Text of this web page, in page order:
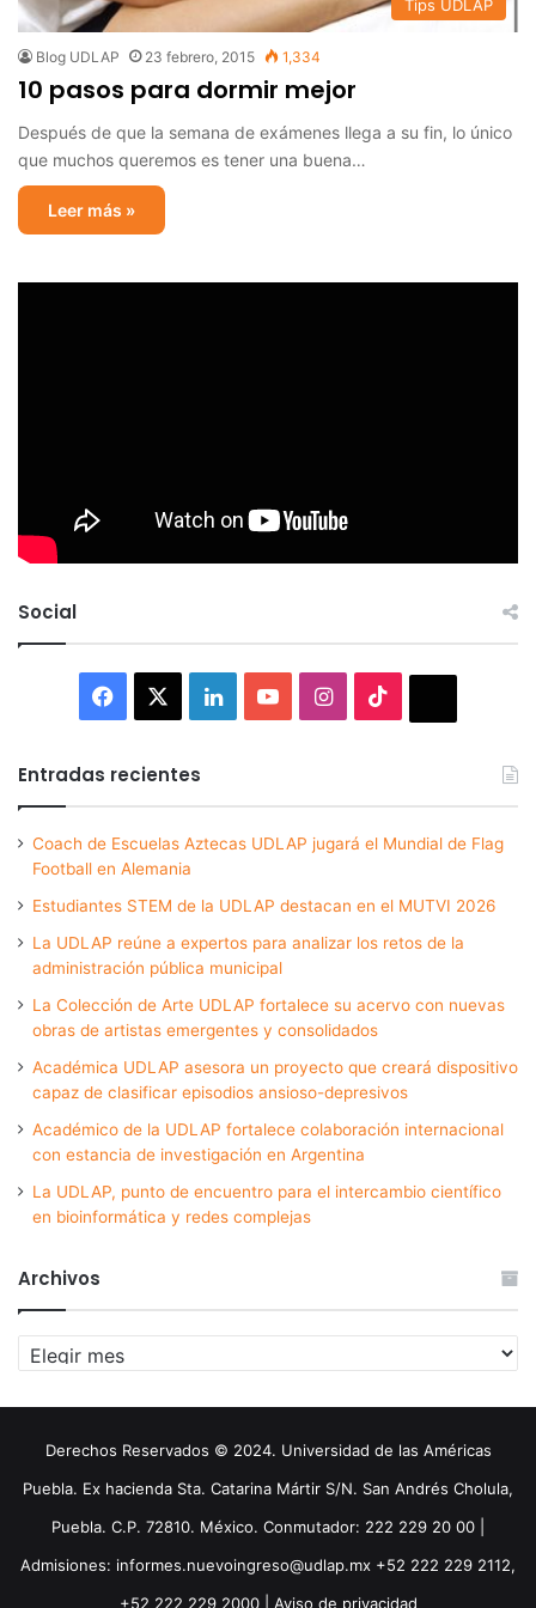
Tips UDLAP
Blog UDLAP 23 febrero, 2015 1,334
10 pasos para dormir mejor
Después de que la semana de exámenes llega a su fin, lo único
que muchos queremos es tener una buena…
Leer más »
Social
Facebook LinkedInYouTubeInstagram
Entradas recientes
Coach de Escuelas Aztecas UDLAP jugará el Mundial de Flag
Football en Alemania
Estudiantes STEM de la UDLAP destacan en el MUTVI 2026
La UDLAP reúne a expertos para analizar los retos de la
administración pública municipal
La Colección de Arte UDLAP fortalece su acervo con nuevas
obras de artistas emergentes y consolidados
Académica UDLAP asesora un proyecto que creará dispositivo
capaz de clasificar episodios ansioso-depresivos
Académico de la UDLAP fortalece colaboración internacional
con estancia de investigación en Argentina
La UDLAP, punto de encuentro para el intercambio científico
en bioinformática y redes complejas
Archivos
Archivos
Derechos Reservados © 2024. Universidad de las Américas
Puebla. Ex hacienda Sta. Catarina Mártir S/N. San Andrés Cholula,
Puebla. C.P. 72810. México. Conmutador: 222 229 20 00 |
Admisiones: informes.nuevoingreso@udlap.mx +52 222 229 2112,
+52 222 229 2000 | Aviso de privacidad